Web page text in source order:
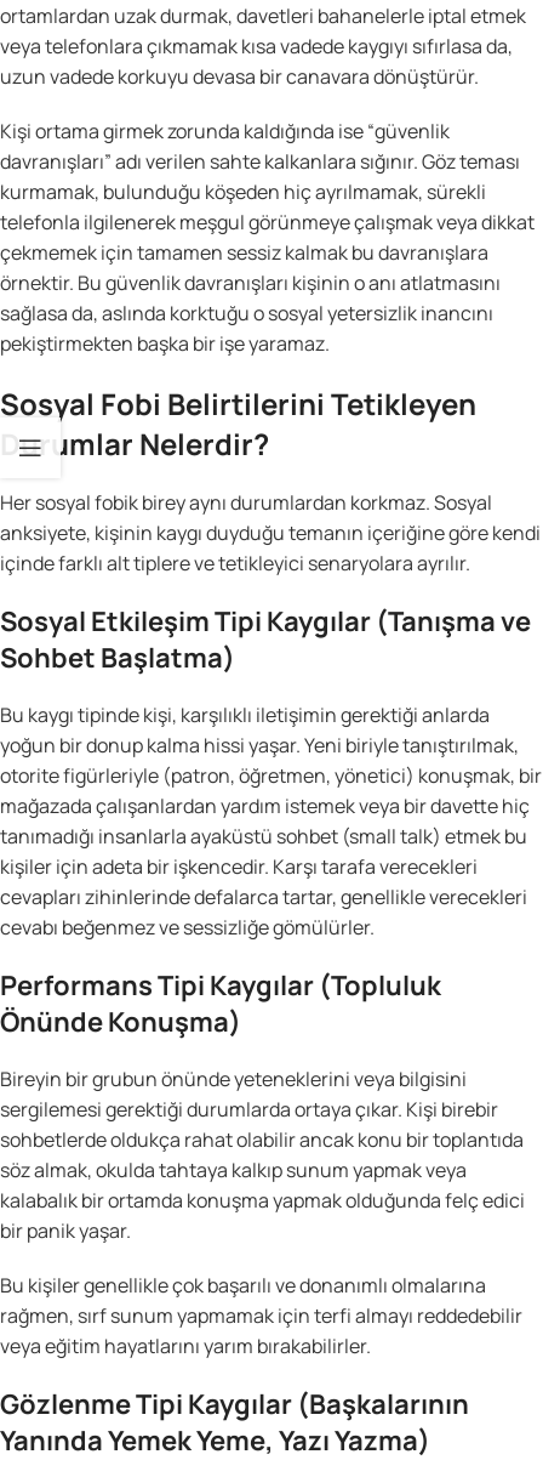
ortamlardan uzak durmak, davetleri bahanelerle iptal etmek
veya telefonlara çıkmamak kısa vadede kaygıyı sıfırlasa da,
uzun vadede korkuyu devasa bir canavara dönüştürür.
Kişi ortama girmek zorunda kaldığında ise “güvenlik
davranışları” adı verilen sahte kalkanlara sığınır. Göz teması
kurmamak, bulunduğu köşeden hiç ayrılmamak, sürekli
telefonla ilgilenerek meşgul görünmeye çalışmak veya dikkat
çekmemek için tamamen sessiz kalmak bu davranışlara
örnektir. Bu güvenlik davranışları kişinin o anı atlatmasını
sağlasa da, aslında korktuğu o sosyal yetersizlik inancını
pekiştirmekten başka bir işe yaramaz.
Sosyal Fobi Belirtilerini Tetikleyen
Durumlar Nelerdir?
Her sosyal fobik birey aynı durumlardan korkmaz. Sosyal
anksiyete, kişinin kaygı duyduğu temanın içeriğine göre kendi
içinde farklı alt tiplere ve tetikleyici senaryolara ayrılır.
Sosyal Etkileşim Tipi Kaygılar (Tanışma ve
Sohbet Başlatma)
Bu kaygı tipinde kişi, karşılıklı iletişimin gerektiği anlarda
yoğun bir donup kalma hissi yaşar. Yeni biriyle tanıştırılmak,
otorite figürleriyle (patron, öğretmen, yönetici) konuşmak, bir
mağazada çalışanlardan yardım istemek veya bir davette hiç
tanımadığı insanlarla ayaküstü sohbet (small talk) etmek bu
kişiler için adeta bir işkencedir. Karşı tarafa verecekleri
cevapları zihinlerinde defalarca tartar, genellikle verecekleri
cevabı beğenmez ve sessizliğe gömülürler.
Performans Tipi Kaygılar (Topluluk
Önünde Konuşma)
Bireyin bir grubun önünde yeteneklerini veya bilgisini
sergilemesi gerektiği durumlarda ortaya çıkar. Kişi birebir
sohbetlerde oldukça rahat olabilir ancak konu bir toplantıda
söz almak, okulda tahtaya kalkıp sunum yapmak veya
kalabalık bir ortamda konuşma yapmak olduğunda felç edici
bir panik yaşar.
Bu kişiler genellikle çok başarılı ve donanımlı olmalarına
rağmen, sırf sunum yapmamak için terfi almayı reddedebilir
veya eğitim hayatlarını yarım bırakabilirler.
Gözlenme Tipi Kaygılar (Başkalarının
Yanında Yemek Yeme, Yazı Yazma)